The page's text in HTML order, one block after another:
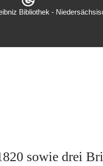
Bibliothek -
sowie drei